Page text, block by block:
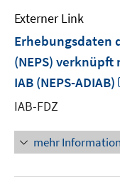
Externer Link
Erhebungsdaten
(NEPS)
IAB (NEPS-ADIAB)
IAB-FDZ
mehr